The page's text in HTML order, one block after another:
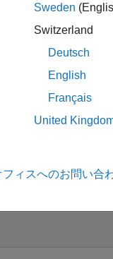
Sweden
Switzerland
Deutsch
English
Français
United
ィスへのお問い合